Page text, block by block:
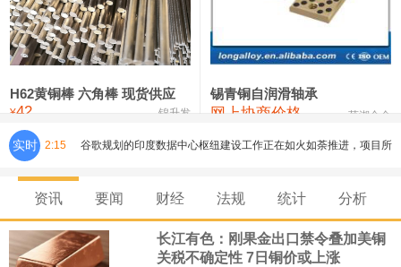
铸造铝合金锭(ZLD104) 24,100—24,300 24,200
压铸锌合金锭 26,250—26,450
氯化镍 38,300—40,300 39,300 0
H62黄铜棒 六角棒 现货供应
¥42 锦升发
锡青铜自润滑轴承
网上协商价格 芜湖合金
实时 2:15 谷歌规划的印度数据中心枢纽建设工作正在如火如荼推进，项目所
在地上方的山坡已经被开挖，露出赤红土层，并修出层层台地。但
环保人士的反对声浪持续高涨，给这家美国科技巨头总规模 150 亿
资讯 要闻 财经 法规 统计 分析
长江有色：刚果金出口禁令叠加美铜
关税不确定性 7日铜价或上涨